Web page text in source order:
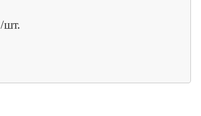
шт.